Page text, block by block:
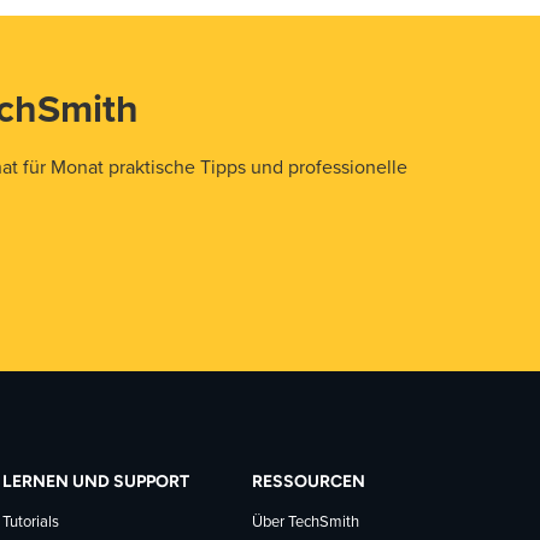
für Monat praktische Tipps und professionelle
LERNEN UND SUPPORT
Tutorials
RESSOURCEN
Über TechSmith